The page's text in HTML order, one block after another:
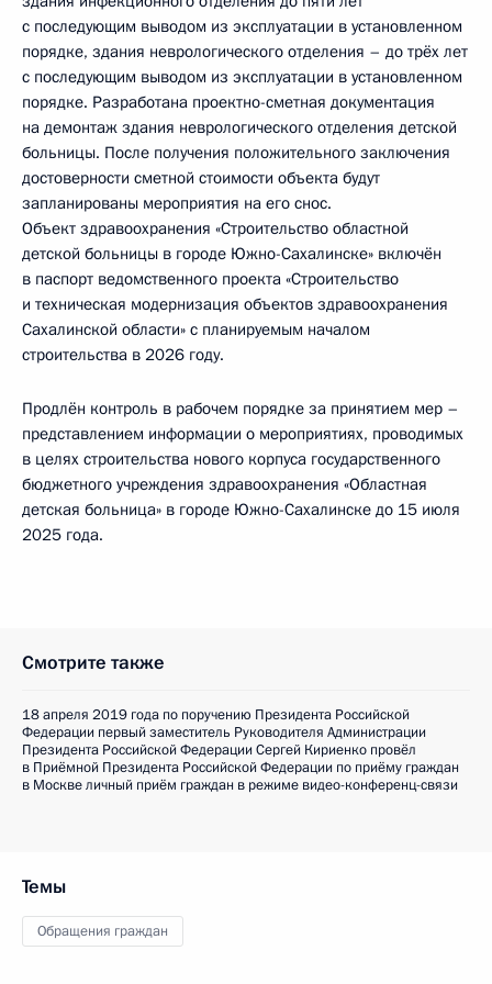
с последующим выводом из эксплуатации в установленном
порядке, здания неврологического отделения – до трёх лет
с последующим выводом из эксплуатации в установленном
порядке. Разработана проектно-сметная документация
на демонтаж здания неврологического отделения детской
больницы. После получения положительного заключения
достоверности сметной стоимости объекта будут
запланированы мероприятия на его снос.
Объект здравоохранения «Строительство областной
детской больницы в городе Южно-Сахалинске» включён
в паспорт ведомственного проекта «Строительство
и техническая модернизация объектов здравоохранения
Сахалинской области» с планируемым началом
строительства в 2026 году.
Продлён контроль в рабочем порядке за принятием мер –
представлением информации о мероприятиях, проводимых
в целях строительства нового корпуса государственного
бюджетного учреждения здравоохранения «Областная
детская больница» в городе Южно-Сахалинске до 15 июля
2025 года.
Смотрите также
18 апреля 2019 года по поручению Президента Российской
Федерации первый заместитель Руководителя Администрации
Президента Российской Федерации Сергей Кириенко провёл
в Приёмной Президента Российской Федерации по приёму граждан
в Москве личный приём граждан в режиме видео-конференц-связи
Темы
Обращения граждан